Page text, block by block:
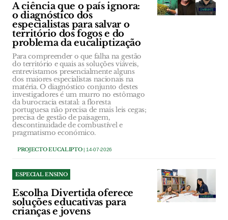
A ciência que o país ignora:
o diagnóstico dos
especialistas para salvar o
território dos fogos e do
problema da eucaliptização
Para compreender o que falha na gestão
do território e quais as soluções viáveis,
entrevistamos presencialmente alguns
dos maiores especialistas nacionais na
matéria. O diagnóstico conjunto destes
investigadores é um murro no estômago
da burocracia estatal: a floresta
portuguesa não precisa de mais leis cegas;
precisa de gestão de paisagem,
descontinuidade de combustível e
pragmatismo económico.
PROJECTO EUCALIPTO| 14-07-2026
ESPECIAL ENSINO
Escolha Divertida oferece
soluções educativas para
crianças e jovens